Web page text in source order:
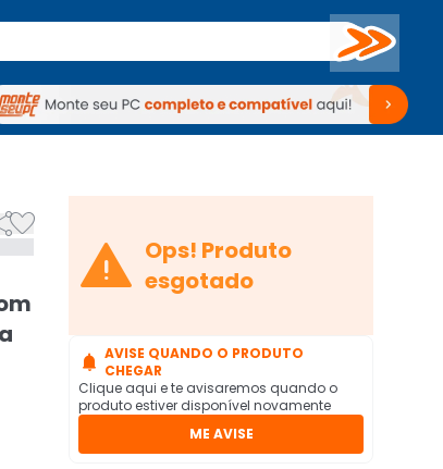
Buscar
Computadores Periféricos TV Venda no KaBuM!
Periféricos TV Venda no KaBuM!

 Ops! Produto
esgotado
 AVISE QUANDO O PRODUTO
CHEGAR
Clique aqui e te avisaremos quando o
produto estiver disponível novamente
ME AVISE